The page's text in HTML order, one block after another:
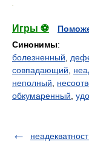
Игры ⚽
Синонимы:
болезненный
совпадающий
неполный
обкумаренный